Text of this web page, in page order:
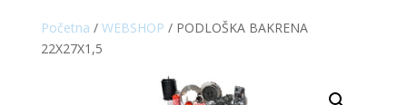
Početna / WEBSHOP / PODLOŠKA BAKRENA
22X27X1,5